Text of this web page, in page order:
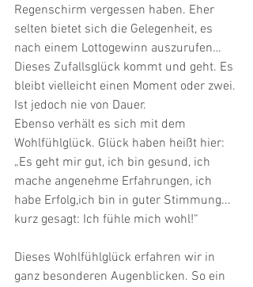
Regenschirm vergessen haben. Eher
selten bietet sich die Gelegenheit, es
nach einem Lottogewinn auszurufen…
Dieses Zufallsglück kommt und geht. Es
bleibt vielleicht einen Moment oder zwei.
Ist jedoch nie von Dauer.
Ebenso verhält es sich mit dem
Wohlfühlglück. Glück haben heißt hier:
„Es geht mir gut, ich bin gesund, ich
mache angenehme Erfahrungen, ich
habe Erfolg,ich bin in guter Stimmung...
kurz gesagt: Ich fühle mich wohl!“
Dieses Wohlfühlglück erfahren wir in
ganz besonderen Augenblicken. So ein